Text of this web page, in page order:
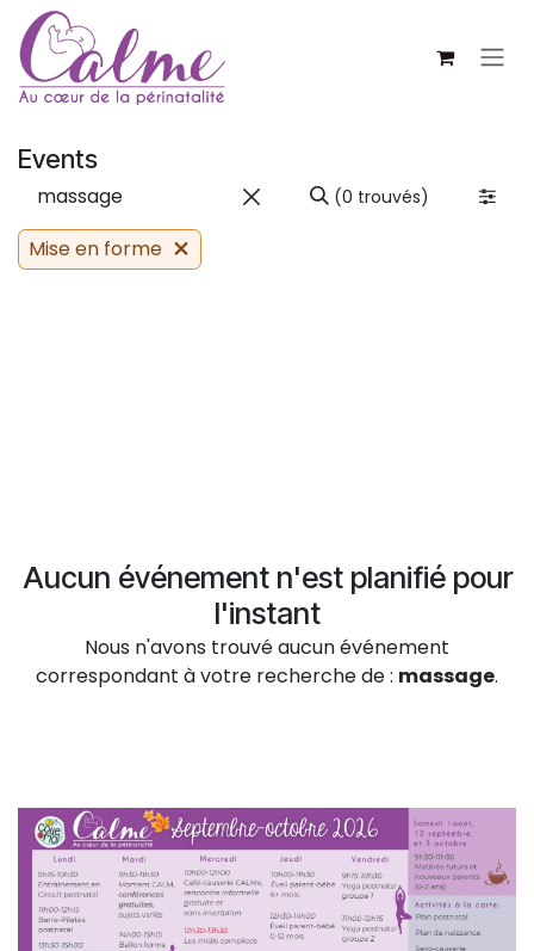
SE RENDRE AU CONTENU
Events
(0 trouvés)
Mise en forme
Aucun événement n'est planifié pour
l'instant
Nous n'avons trouvé aucun événement
correspondant à votre recherche de : massage.